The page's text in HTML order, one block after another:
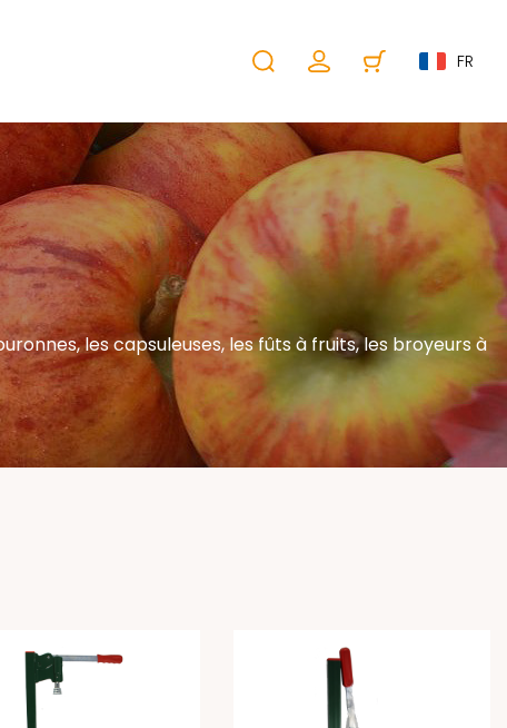
FR
les capsuleuses, les fûts à fruits, les broyeurs à